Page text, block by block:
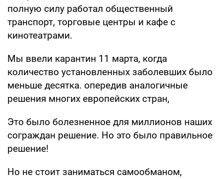
полную силу работал общественный
транспорт, торговые центры и кафе с
кинотеатрами.
Мы ввели карантин 11 марта, когда
количество установленных заболевших было
меньше десятка. опередив аналогичные
решения многих европейских стран,
Это было болезненное для миллионов наших
сограждан решение. Но это было правильное
решение!
Но не стоит заниматься самообманом,